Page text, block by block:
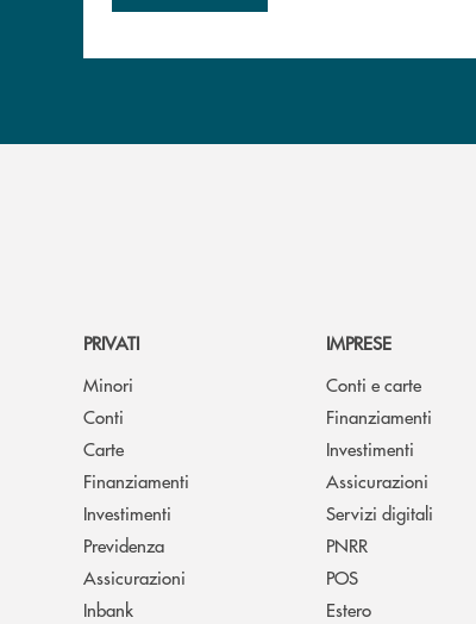
PRIVATI
Minori
Conti
Carte
Finanziamenti
Investimenti
Previdenza
Assicurazioni
Inbank
IMPRESE
Conti e carte
Finanziamenti
Investimenti
Assicurazioni
Servizi digitali
PNRR
POS
Estero